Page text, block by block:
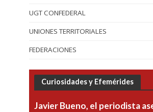
UGT CONFEDERAL
UNIONES TERRITORIALES
FEDERACIONES
Curiosidades y Efemérides
Javier Bueno, el periodista